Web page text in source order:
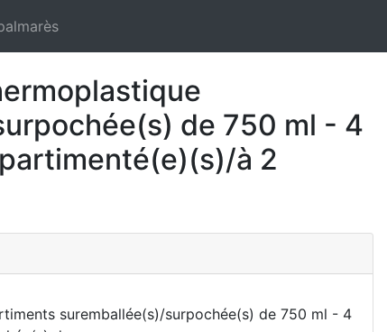
de 750 ml - 4
à 2
suremballée(s)/surpochée(s) de 750 ml - 4